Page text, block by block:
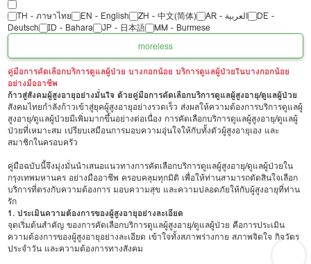
TH - ‏ภาษาไทย EN - English ZH - 中文(简体) ‏AR - ‏العربية‏
DE -
Deutsch
ID - Bahara JP - 日本語
MM - Burmese
moreless
คู่มือการคัดเลือกบริการดูแลผู้ป่วย บางกอกน้อย บริการดูแลผู้ป่วยในบางกอกน้อย
อย่างมืออาชีพ
ก้าวสู่สังคมผู้สูงอายุอย่างมั่นใจ ด้วยคู่มือการคัดเลือกบริการดูแลผู้สูงอายุ/ดูแลผู้ป่วย
สังคมไทยกำลังก้าวเข้าสู่ยุคผู้สูงอายุอย่างรวดเร็ว ส่งผลให้ความต้องการบริการดูแลผู้
สูงอายุ/ดูแลผู้ป่วยมีเพิ่มมากขึ้นอย่างต่อเนื่อง การคัดเลือกบริการดูแลผู้สูงอายุ/ดูแลผู้
ป่วยที่เหมาะสม เปรียบเสมือนการมอบความอุ่นใจให้กับทั้งตัวผู้สูงอายุเอง และ
สมาชิกในครอบครัว
คู่มือฉบับนี้จึงมุ่งมั่นนำเสนอแนวทางการคัดเลือกบริการดูแลผู้สูงอายุ/ดูแลผู้ป่วยใน
กรุงเทพมหานคร อย่างมืออาชีพ ครอบคลุมทุกมิติ เพื่อให้ท่านสามารถตัดสินใจเลือก
บริการที่ตรงกับความต้องการ มอบความสุข และความปลอดภัยให้กับผู้สูงอายุที่ท่าน
รัก
1. ประเมินความต้องการของผู้สูงอายุอย่างละเอียด
จุดเริ่มต้นสำคัญ ของการคัดเลือกบริการดูแลผู้สูงอายุ/ดูแลผู้ป่วย คือการประเมิน
ความต้องการของผู้สูงอายุอย่างละเอียด เข้าใจทั้งสภาพร่างกาย สภาพจิตใจ กิจวัตร
ประจำวัน และความต้องการทางสังคม